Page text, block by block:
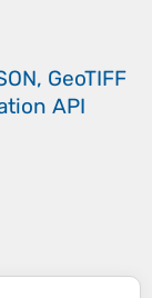
GeoTIFF
API